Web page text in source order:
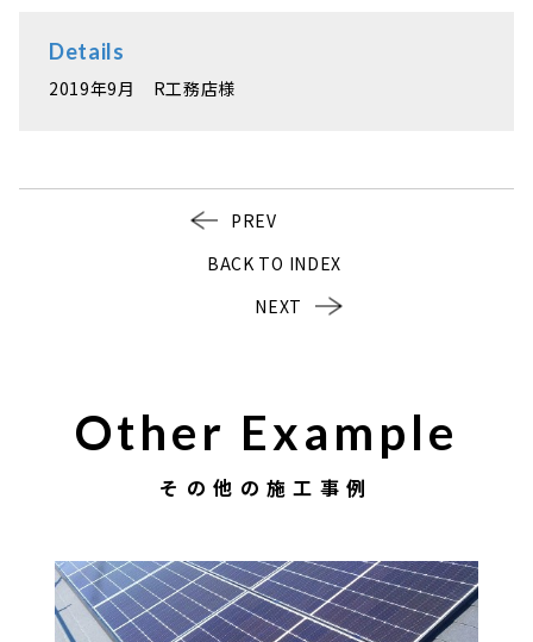
Details
2019年9月 R工務店様
PREV
BACK TO INDEX
NEXT
Other Example
その他の施工事例